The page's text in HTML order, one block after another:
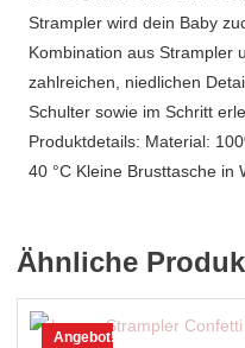
Strampler wird dein Baby
Kombination aus Strampler
zahlreichen, niedlichen
Schulter sowie im Schritt
Produktdetails: Material:
40 °C Kleine Brusttasche in
Ähnliche
Angebot!